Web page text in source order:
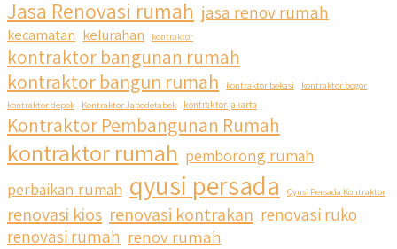
Jasa Renovasi rumah jasa renov rumah
kecamatan kelurahan kontraktor
kontraktor bangunan rumah
kontraktor bangun rumah
kontraktor bekasi
kontraktor bogor
kontraktor depok
Kontraktor Jabodetabek kontraktor jakarta
Kontraktor Pembangunan Rumah
kontraktor rumah pemborong rumah
perbaikan rumah qyusi persada Qyusi Persada Kontraktor
renovasi kios renovasi kontrakan renovasi ruko
renovasi rumah renov rumah